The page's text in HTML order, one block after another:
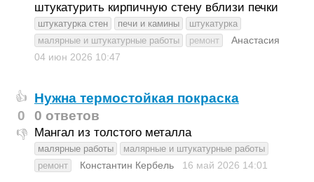
штукатурить кирпичную стену вблизи печки
штукатурка стен печи и камины
штукатурка
малярные и штукатурные работы
ремонт
Анастасия
04 июн 2026 10:47
👍
0
👎
Нужна термостойкая покраска
0 ответов
Мангал из толстого металла
малярные работы
малярные и штукатурные работы
ремонт
Константин Кербель 16 май 2026 14:01